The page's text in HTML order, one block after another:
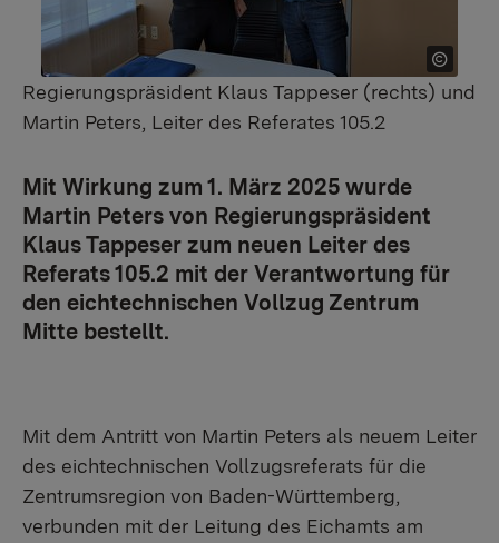
Regierungspräsident Klaus Tappeser (rechts) und
Martin Peters, Leiter des Referates 105.2
Mit Wirkung zum 1. März 2025 wurde
Martin Peters von Regierungspräsident
Klaus Tappeser zum neuen Leiter des
Referats 105.2 mit der Verantwortung für
den eichtechnischen Vollzug Zentrum
Mitte bestellt.
Mit dem Antritt von Martin Peters als neuem Leiter
des eichtechnischen Vollzugsreferats für die
Zentrumsregion von Baden-Württemberg,
verbunden mit der Leitung des Eichamts am